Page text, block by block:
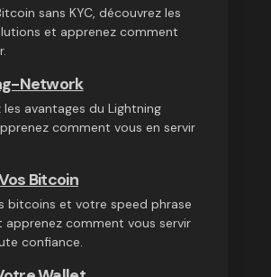
sans KYC, découvrez les
et apprenez comment
Network
les avantages du Lightning
comment vous en servir
Bitcoin
bitcoins et votre speed phrase
apprenez comment vous servir
confiance.